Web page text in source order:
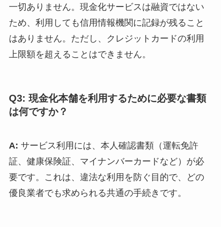
一切ありません。現金化サービスは融資ではない
ため、利用しても信用情報機関に記録が残ること
はありません。ただし、クレジットカードの利用
上限額を超えることはできません。
Q3: 現金化本舗を利用するために必要な書類
は何ですか？
A: サービス利用には、本人確認書類（運転免許
証、健康保険証、マイナンバーカードなど）が必
要です。これは、違法な利用を防ぐ目的で、どの
優良業者でも求められる共通の手続きです。